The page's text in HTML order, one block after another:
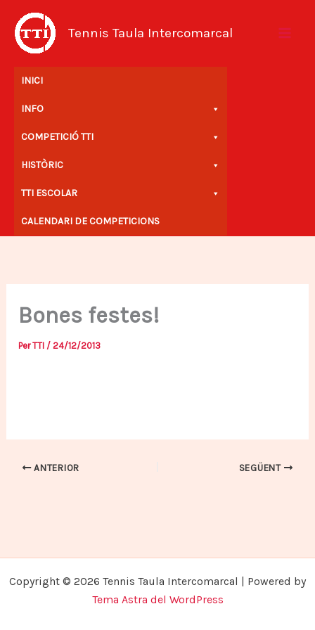
contingut
Tennis Taula Intercomarcal
INICI
INFO
COMPETICIÓ TTI
HISTÒRIC
TTI ESCOLAR
CALENDARI DE COMPETICIONS
Bones festes!
Per TTI /24/12/2013
ANTERIOR SEGÜENT
Copyright © 2026 Tennis Taula Intercomarcal | Powered by
Tema Astra del WordPress